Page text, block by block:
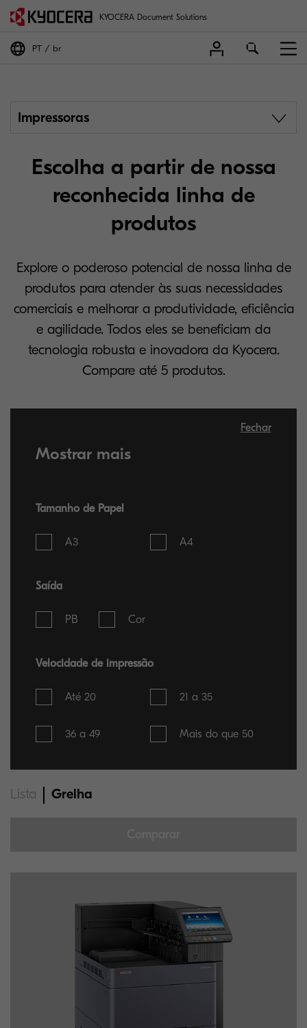
KYOCERA Document Solutions
PT br
Impressoras
Escolha a partir de nossa
reconhecida linha de
produtos
Explore o poderoso potencial de nossa linha de
produtos para atender às suas necessidades
comerciais e melhorar a produtividade, eficiência
e agilidade. Todos eles se beneficiam da
tecnologia robusta e inovadora da Kyocera.
Compare até 5 produtos.
Fechar
Mostrar mais
Tamanho de Papel
A3 A4
Saída
PB Cor
Velocidade de impressão
Até 20 21 a 35
36 a 49 Mais do que 50
Lista Grelha